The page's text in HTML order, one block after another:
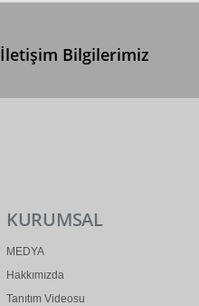
İletişim Bilgilerimiz
KURUMSAL
MEDYA
Hakkımızda
Tanıtım Videosu